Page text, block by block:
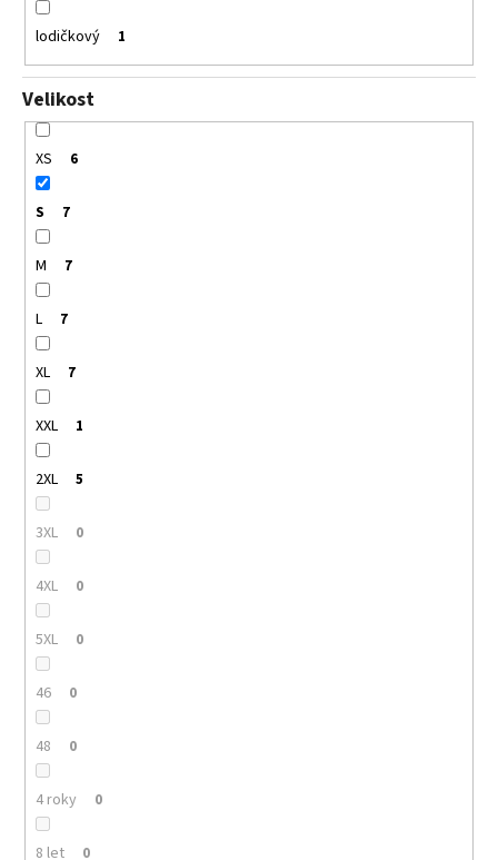
lodičkový 1
Velikost
XS 6
S 7
M 7
L 7
XL 7
XXL 1
2XL 5
3XL 0
4XL 0
5XL 0
46 0
48 0
4 roky 0
8 let 0